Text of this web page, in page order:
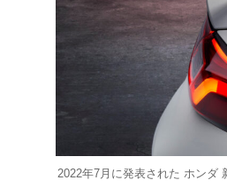
2022年7月に発表された ホンダ